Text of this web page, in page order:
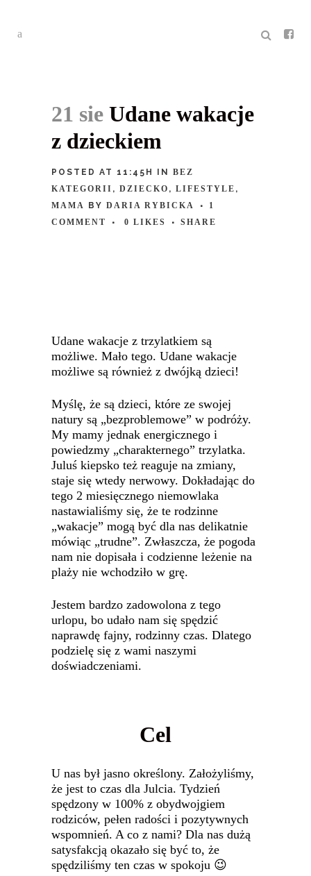
21 sie Udane wakacje
z dzieckiem
POSTED AT 11:45H IN BEZ
KATEGORII , DZIECKO , LIFESTYLE ,
MAMA
BY DARIA RYBICKA
1
COMMENT
0 LIKES SHARE
Udane wakacje z trzylatkiem są
możliwe. Mało tego. Udane wakacje
możliwe są również z dwójką dzieci!
Myślę, że są dzieci, które ze swojej
natury są „bezproblemowe” w podróży.
My mamy jednak energicznego i
powiedzmy „charakternego” trzylatka.
Juluś kiepsko też reaguje na zmiany,
staje się wtedy nerwowy. Dokładając do
tego 2 miesięcznego niemowlaka
nastawialiśmy się, że te rodzinne
„wakacje” mogą być dla nas delikatnie
mówiąc „trudne”. Zwłaszcza, że pogoda
nam nie dopisała i codzienne leżenie na
plaży nie wchodziło w grę.
Jestem bardzo zadowolona z tego
urlopu, bo udało nam się spędzić
naprawdę fajny, rodzinny czas. Dlatego
podzielę się z wami naszymi
doświadczeniami.
Cel
U nas był jasno określony. Założyliśmy,
że jest to czas dla Julcia. Tydzień
spędzony w 100% z obydwojgiem
rodziców, pełen radości i pozytywnych
wspomnień. A co z nami? Dla nas dużą
satysfakcją okazało się być to, że
spędziliśmy ten czas w spokoju 😉